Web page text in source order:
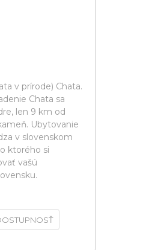
v prírode) Chata.
Chata sa
len 9 km od
Ubytovanie
v slovenskom
ktorého si
vašú